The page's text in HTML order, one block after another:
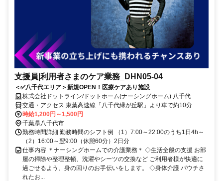
支援員|利用者さまのケア業務_DHN05-04
＜✅八千代エリア＞新規OPEN！医療ケアあり施設
株式会社ドットライン/ドットホーム(ナーシングホーム) 八千代
交通・アクセス 東葉高速線「八千代緑が丘駅」より車で約10分
時給1,200円～1,500円
千葉県八千代市
勤務時間詳細 勤務時間のシフト例 （1）7:00～22:00のうち1日4h～
（2）16:00～翌9:00（休憩60分）2日分
仕事内容 ＊ナーシングホームでの介護業務＊ ◇生活全般の支援 お部
屋の掃除や整理整頓、洗濯やシーツの交換など ご利用者様が快適に
過ごせるよう、身の回りのお手伝いをします。 ◇身体介護 パウチさ
れたお...